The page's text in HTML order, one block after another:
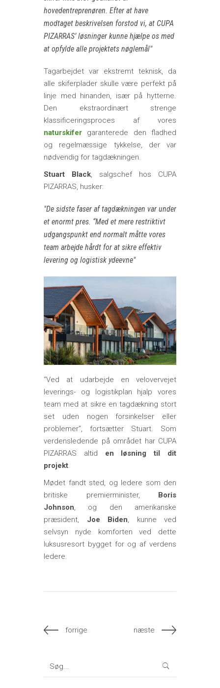
hovedentreprenøren. Efter at have
modtaget beskrivelsen forstod vi, at CUPA
PIZARRAS’ løsninger kunne hjælpe os med
at opfylde alle projektets nøglemål
Tagarbejdet var ekstremt teknisk, da
alle skiferplader skulle være perfekt på
linje med hinanden, især på hytterne.
Den ekstraordinært strenge
klassificeringsproces af vores
naturskifer garanterede den fladhed
og regelmæssige tykkelse, der var
nødvendig for tagdækningen.
Stuart Black , salgschef hos CUPA
PIZARRAS, husker:
De sidste faser af tagdækningen var under
et enormt pres. “Med et mere restriktivt
udgangspunkt end normalt måtte vores
team arbejde hårdt for at sikre effektiv
levering og logistisk ydeevne
“Ved at udarbejde en velovervejet
leverings- og logistikplan hjalp vores
team med at sikre en tagdækning stort
set uden nogen forsinkelser eller
problemer”, fortsætter Stuart. Som
verdensledende på området har CUPA
PIZARRAS altid en løsning til dit
projekt
Mødet fandt sted, og ledere som den
britiske premierminister, Boris
Johnson , og den amerikanske
præsident, Joe Biden , kunne ved
selvsyn nyde komforten ved dette
luksusresort bygget for og af verdens
ledere.
forrige næste
Search